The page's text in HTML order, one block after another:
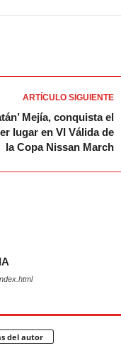
ARTÍCULO SIGUIENTE
Mejía, conquista el
lugar en VI Válida de
la Copa Nissan March
del autor